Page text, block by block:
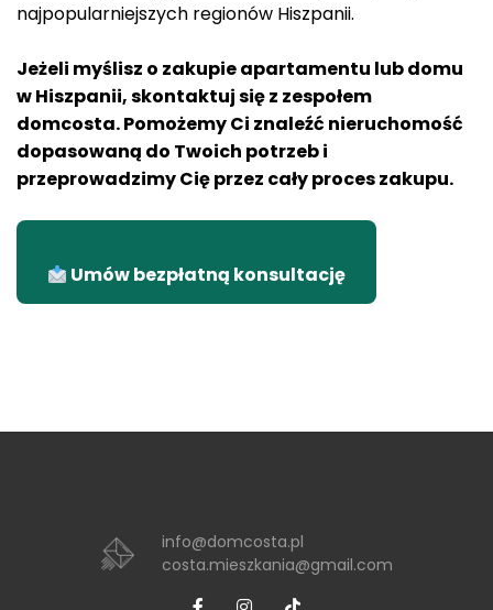
najpopularniejszych regionów Hiszpanii.
Jeżeli myślisz o zakupie apartamentu lub domu
w Hiszpanii, skontaktuj się z zespołem
domcosta. Pomożemy Ci znaleźć nieruchomość
dopasowaną do Twoich potrzeb i
przeprowadzimy Cię przez cały proces zakupu.
Umów bezpłatną konsultację
info@domcosta.pl
costa.mieszkania@gmail.com